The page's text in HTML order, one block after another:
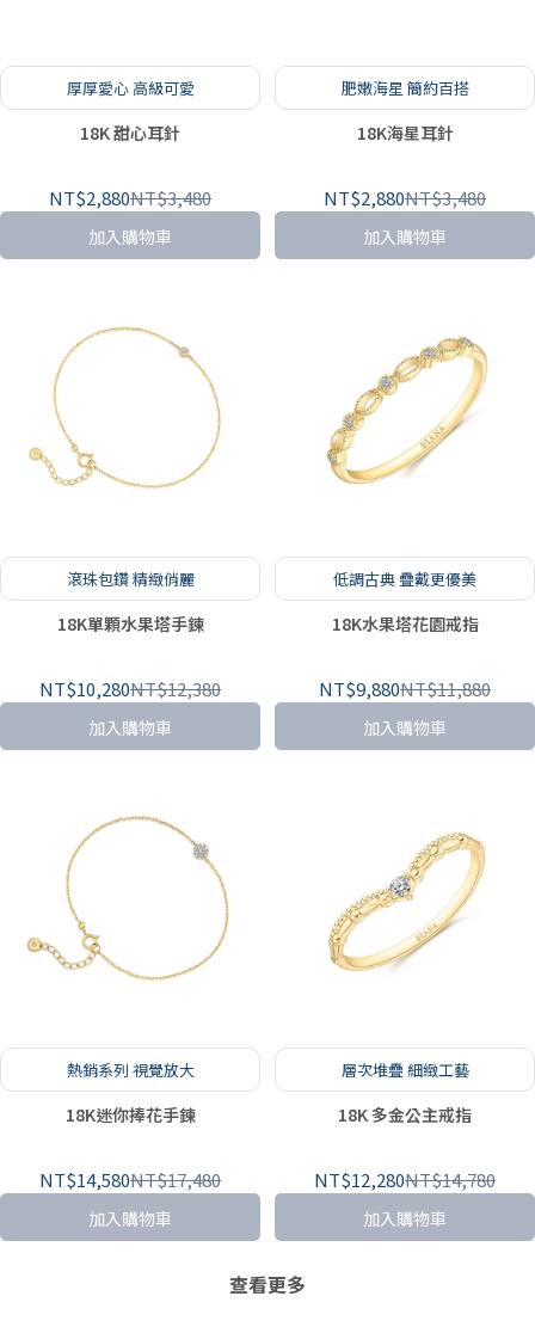
厚厚愛心 高級可愛
18K 甜心耳針
NT$2,880NT$3,480
加入購物車
肥嫩海星 簡約百搭
18K海星耳針
NT$2,880NT$3,480
加入購物車
滾珠包鑽 精緻俏麗
18K單顆水果塔手鍊
NT$10,280NT$12,380
加入購物車
低調古典 疊戴更優美
18K水果塔花園戒指
NT$9,880NT$11,880
加入購物車
熱銷系列 視覺放大
18K迷你捧花手鍊
NT$14,580NT$17,480
加入購物車
層次堆疊 細緻工藝
18K 多金公主戒指
NT$12,280NT$14,780
加入購物車
查看更多